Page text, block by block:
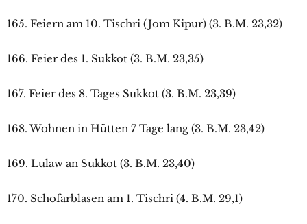
165. Feiern am 10. Tischri (Jom Kipur) (3. B.M. 23,32)
166. Feier des 1. Sukkot (3. B.M. 23,35)
167. Feier des 8. Tages Sukkot (3. B.M. 23,39)
168. Wohnen in Hütten 7 Tage lang (3. B.M. 23,42)
169. Lulaw an Sukkot (3. B.M. 23,40)
170. Schofarblasen am 1. Tischri (4. B.M. 29,1)